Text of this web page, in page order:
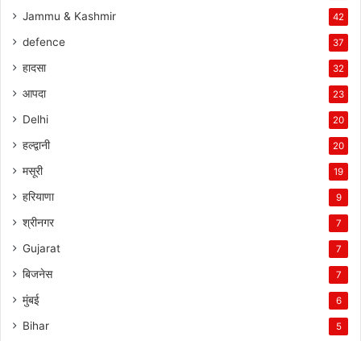
Jammu & Kashmir 42
defence 37
हादसा 32
आपदा 23
Delhi 20
हल्द्वानी 20
मसूरी 19
हरियाणा 9
श्रीनगर 7
Gujarat 7
बिजनेस 7
मुंबई 6
Bihar 5